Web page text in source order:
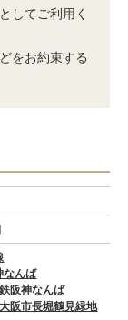
してご利用く
をお約束する
なんば
阪神なんば
大阪市長堀鶴見緑地